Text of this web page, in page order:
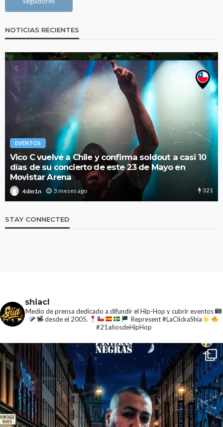
NOTICIAS RECIENTES
EVENTOS
Vico C vuelve a Chile y confirma soldout a casi 10
días de su concierto de este 23 de Mayo en
Movistar Arena
4dm1n 3 meses ago 321
STAY CONNECTED
shiacl
Medio de prensa dedicado a difundir el Hip-Hop y cubrir eventos
desde el 2005.
Represent #LaClickaShia
#21añosdeHipHop